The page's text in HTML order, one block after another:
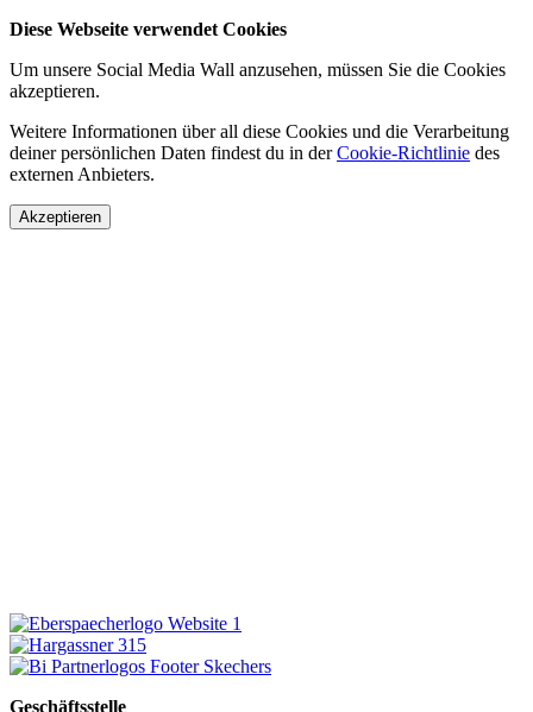
Diese Webseite verwendet Cookies
Um unsere Social Media Wall anzusehen, müssen Sie die Cookies
akzeptieren.
Weitere Informationen über all diese Cookies und die Verarbeitung
deiner persönlichen Daten findest du in derCookie-Richtlinie des
externen Anbieters.
Akzeptieren
Geschäftsstelle